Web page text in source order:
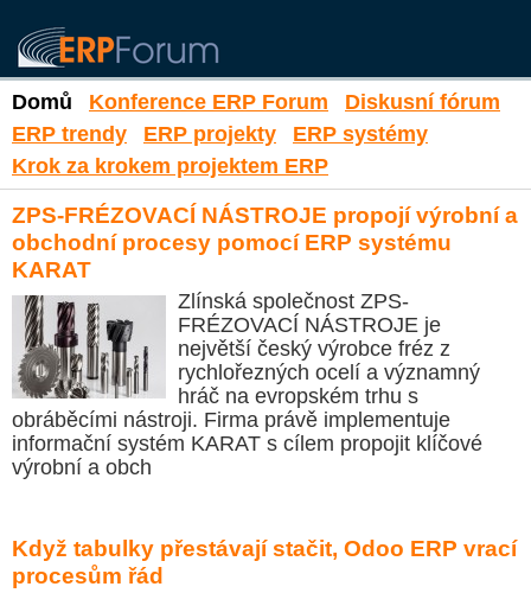
Domů Konference ERP Forum
Diskusní fórum
ERP trendy
ERP projekty
ERP systémy
Krok za krokem projektem ERP
ZPS-FRÉZOVACÍ NÁSTROJE propojí výrobní a
obchodní procesy pomocí ERP systému
KARAT
Zlínská společnost ZPS-
FRÉZOVACÍ NÁSTROJE je
největší český výrobce fréz z
rychlořezných ocelí a významný
hráč na evropském trhu s
obráběcími nástroji. Firma právě implementuje
informační systém KARAT s cílem propojit klíčové
výrobní a obch
Když tabulky přestávají stačit, Odoo ERP vrací
procesům řád